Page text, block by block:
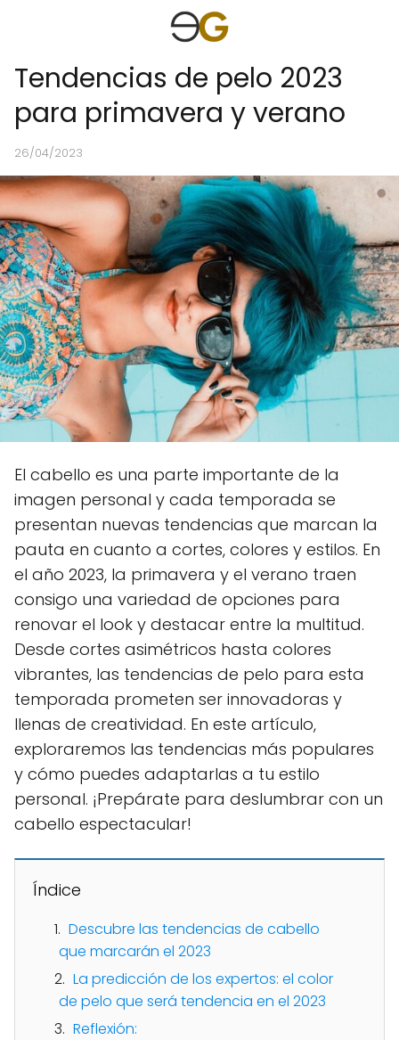
Tendencias de pelo 2023
para primavera y verano
26/04/2023
El cabello es una parte importante de la
imagen personal y cada temporada se
presentan nuevas tendencias que marcan la
pauta en cuanto a cortes, colores y estilos. En
el año 2023, la primavera y el verano traen
consigo una variedad de opciones para
renovar el look y destacar entre la multitud.
Desde cortes asimétricos hasta colores
vibrantes, las tendencias de pelo para esta
temporada prometen ser innovadoras y
llenas de creatividad. En este artículo,
exploraremos las tendencias más populares
y cómo puedes adaptarlas a tu estilo
personal. ¡Prepárate para deslumbrar con un
cabello espectacular!
Índice
Descubre las tendencias de cabello
que marcarán el 2023
La predicción de los expertos: el color
de pelo que será tendencia en el 2023
Reflexión: